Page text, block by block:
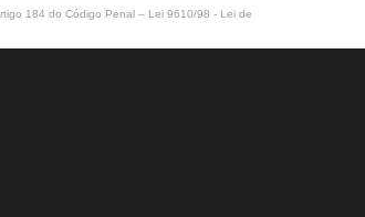
184 do Código Penal – Lei 9610/98 - Lei de